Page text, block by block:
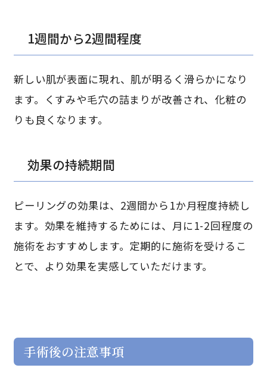
1週間から2週間程度
新しい肌が表面に現れ、肌が明るく滑らかになり
ます。くすみや毛穴の詰まりが改善され、化粧の
りも良くなります。
効果の持続期間
ピーリングの効果は、2週間から1か月程度持続し
ます。効果を維持するためには、月に1-2回程度の
施術をおすすめします。定期的に施術を受けるこ
とで、より効果を実感していただけます。
手術後の注意事項